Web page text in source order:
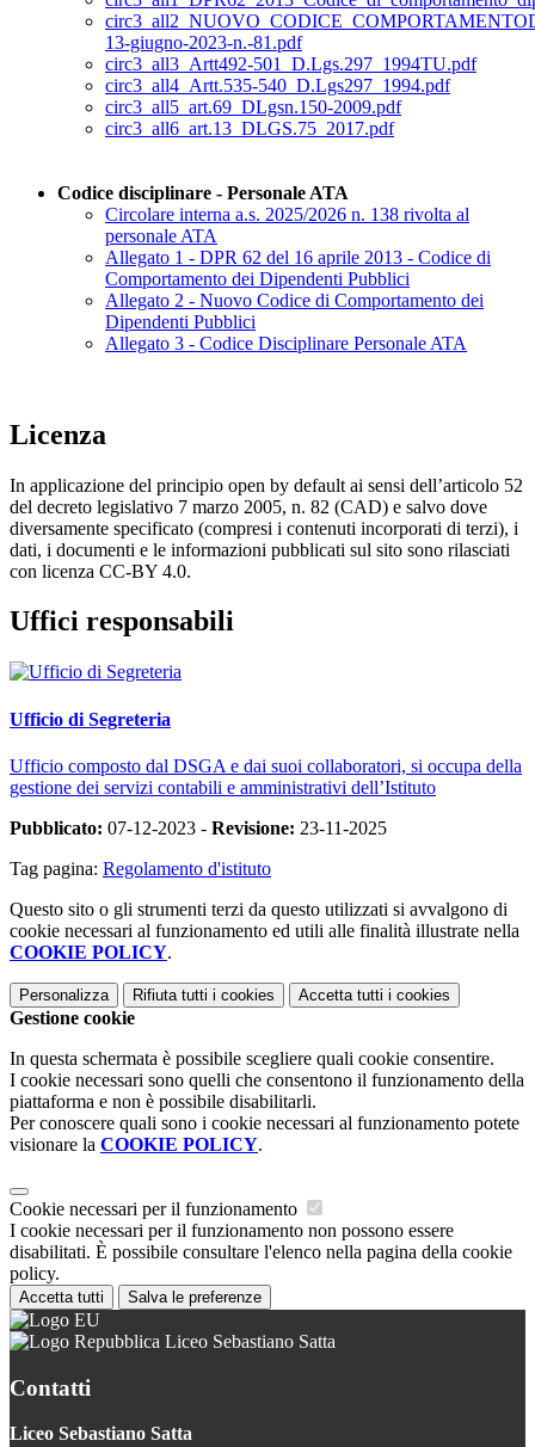
13-giugno-2023-n.-81.pdf
circ3_all3_Artt492-501_D.Lgs.297_1994TU.pdf
circ3_all4_Artt.535-540_D.Lgs297_1994.pdf
circ3_all5_art.69_DLgsn.150-2009.pdf
circ3_all6_art.13_DLGS.75_2017.pdf
Codice disciplinare - Personale ATA
Circolare interna a.s. 2025/2026 n. 138 rivolta al
personale ATA
Allegato 1 - DPR 62 del 16 aprile 2013 - Codice di
Comportamento dei Dipendenti Pubblici
Allegato 2 - Nuovo Codice di Comportamento dei
Dipendenti Pubblici
Allegato 3 - Codice Disciplinare Personale ATA
Licenza
In applicazione del principio open by default ai sensi dell’articolo 52
del decreto legislativo 7 marzo 2005, n. 82 (CAD) e salvo dove
diversamente specificato (compresi i contenuti incorporati di terzi), i
dati, i documenti e le informazioni pubblicati sul sito sono rilasciati
con licenza CC-BY 4.0.
Uffici responsabili
Ufficio di Segreteria
Ufficio composto dal DSGA e dai suoi collaboratori, si occupa della
gestione dei servizi contabili e amministrativi dell’Istituto
Pubblicato: 07-12-2023 - Revisione: 23-11-2025
Tag pagina: Regolamento d'istituto
Questo sito o gli strumenti terzi da questo utilizzati si avvalgono di
cookie necessari al funzionamento ed utili alle finalità illustrate nella
COOKIE POLICY.
Personalizza Rifiuta tutti i cookies Accetta tutti i cookies
Gestione cookie
In questa schermata è possibile scegliere quali cookie consentire.
I cookie necessari sono quelli che consentono il funzionamento della
piattaforma e non è possibile disabilitarli.
Per conoscere quali sono i cookie necessari al funzionamento potete
visionare la COOKIE POLICY.
Cookie necessari per il funzionamento
I cookie necessari per il funzionamento non possono essere
disabilitati. È possibile consultare l'elenco nella pagina della cookie
policy.
Accetta tutti Salva le preferenze
Liceo Sebastiano Satta
Contatti
Liceo Sebastiano Satta